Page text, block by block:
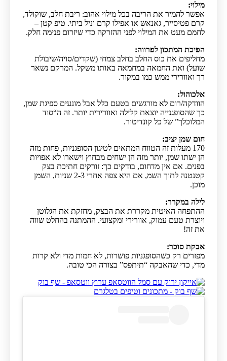
מילוי:
אפשר להמיר את הריבה בכל מילוי אהוב: ריבת חלב, שוקולד,
קרם פטיסייר, גאנאש או אפילו קרם וניל ביתי. טיפ קטן –
לחמם מעט את המילוי לפני ההזרקה כדי שיזרום פנימה חלק.
הפיכת המתכון לפרווה:
מחליפים את כוס החלב בחלב צמחי (שקדים/סויה/שיבולת
שועל) ואת החמאה במחמאה באותו משקל. המרקם נשאר
רך ואוורירי ממש כמו במקור.
אלכוהול:
הוודקה/רום לא מורגשים בטעם כלל אבל מונעים ספיגת שמן,
כך שהסופגנייה יוצאת קלילה ואוורירית יותר. זה ה“סוד
המלוכלך” של כל קונדיטור.
חום שמן יציב:
170 מעלות זה הטווח המתאים לטיגון הסופגניות, פחות מזה
הן ישתו שמן, יותר מזה הן ישחים מבחוץ וישארו לא אפויות
בפנים. אם אין מדחום, בודקים כך: זורקים חתיכת בצק
קטנטנה לתוך השמ, אם היא צפה אחרי 2-3 שניות, השמן
מוכן.
לילה במקרר:
ההתפחה האיטית מקררת את הבצק, מחזקת את הגלוטן
ויוצרת טעם עמוק, אוורירי ומקצועי. ההמתנה בהחלט שווה
את זה!
אבקת סוכר:
מפזרים רק כשהסופגניות פושרות, לא חמות מדי ולא קרות
מדי, כדי שהאבקה “תיתפס” בצורה הכי טובה.